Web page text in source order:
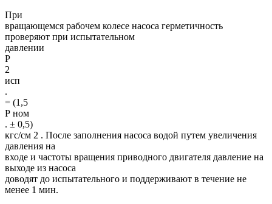
При
вращающемся рабочем колесе насоса герметичность
проверяют при испытательном
давлении
Р
2
исп
.
= (1,5
Р ном
. ± 0,5)
кгс/см 2 . После заполнения насоса водой путем увеличения
давления на
входе и частоты вращения приводного двигателя давление на
выходе из насоса
доводят до испытательного и поддерживают в течение не
менее 1 мин.